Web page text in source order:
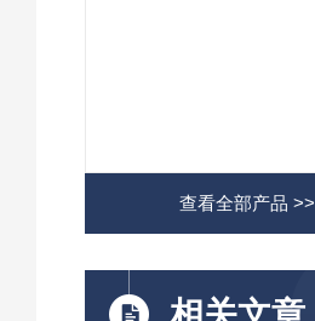
查看全部产品 >>